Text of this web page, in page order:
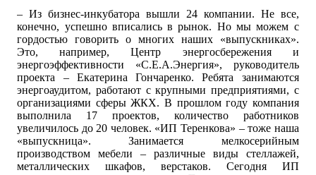
– Из бизнес-инкубатора вышли 24 компании. Не все,
конечно, успешно вписались в рынок. Но мы можем с
гордостью говорить о многих наших «выпускниках».
Это, например, Центр энергосбережения и
энергоэффективности «С.Е.А.Энергия», руководитель
проекта – Екатерина Гончаренко. Ребята занимаются
энергоаудитом, работают с крупными предприятиями, с
организациями сферы ЖКХ. В прошлом году компания
выполнила 17 проектов, количество работников
увеличилось до 20 человек. «ИП Теренкова» – тоже наша
«выпускница». Занимается мелкосерийным
производством мебели – различные виды стеллажей,
металлических шкафов, верстаков. Сегодня ИП